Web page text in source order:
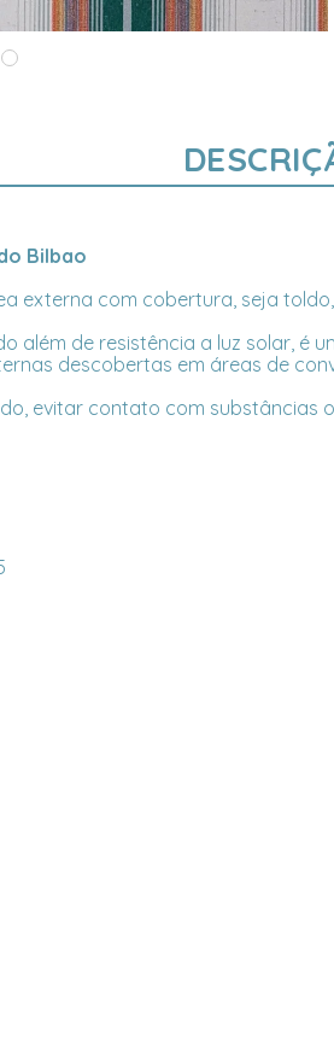
Bilbao
externa com cobertura, seja
além de resistência a luz solar,
descobertas em áreas de
evitar contato com substâncias